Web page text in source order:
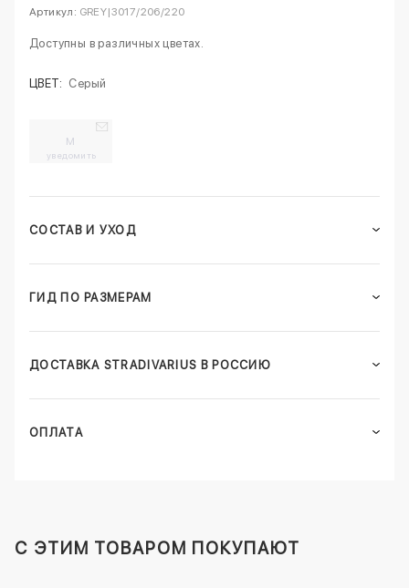
Артикул: GREY|3017/206/220
Доступны в различных цветах.
ЦВЕТ: Серый
M
уведомить
СОСТАВ И УХОД
ГИД ПО РАЗМЕРАМ
ДОСТАВКА STRADIVARIUS В РОССИЮ
ОПЛАТА
C ЭТИМ ТОВАРОМ ПОКУПАЮТ